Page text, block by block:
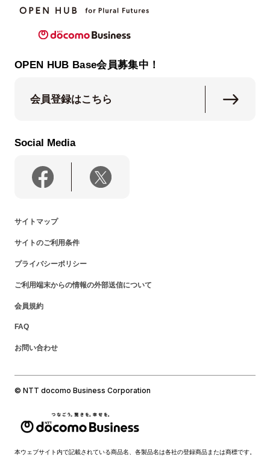
OPEN HUB Base会員募集中！
会員登録はこちら
Social Media
サイトマップ
サイトのご利用条件
プライバシーポリシー
ご利用端末からの情報の外部送信について
会員規約
FAQ
お問い合わせ
© NTT docomo Business Corporation
本ウェブサイト内で記載されている商品名、各製品名は各社の登録商品または商標です。